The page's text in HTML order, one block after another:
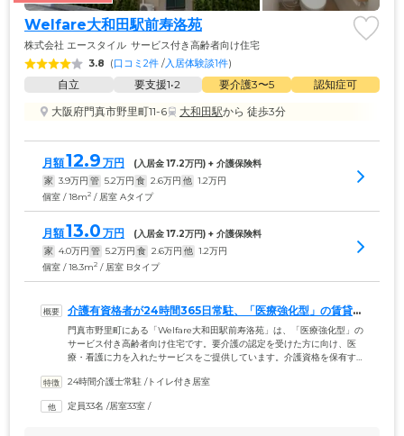
Welfare大和田駅前寿洛苑
株式会社 エースタイル サービス付き高齢者向け住宅
3.8 (口コミ2件 /入居体験談1件)
自立 要支援1•2 要介護3〜5
認知症可
大阪府門真市野里町11-6
大和田駅から 徒歩3分
月額12.9 万円 (入居金 17.2万円) + 介護保険料
家 3.9万円 管 5.2万円 食 2.6万円 他 1.2万円
個室 / 18m2 / 居室 Aタイプ
月額13.0 万円 (入居金 17.2万円) + 介護保険料
家 4.0万円 管 5.2万円 食 2.6万円 他 1.2万円
個室 / 18.3m2 / 居室 Bタイプ
介護有資格者が24時間365日常駐、「医療強化型」の賃貸住
宅です
門真市野里町にある「Welfare大和田駅前寿洛苑」は、「医療強化型」の
サービス付き高齢者向け住宅です。要介護の認定を受けた方に向け、医
療・看護に力を入れたサービスをご提供しています。介護資格を保有す
医療・看護サービスが提供できるため、介護度が高い方でも安心して暮
訪問診療・訪問看護などの医療サービスもご利用できます。認知症の方
24時間介護士常駐 /トイレ付き居室
定員33名 /居室33室 /